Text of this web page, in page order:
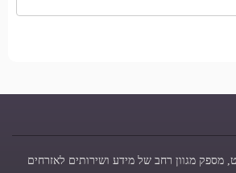
מספק מגוון רחב של מידע ושירותים לאזרחים